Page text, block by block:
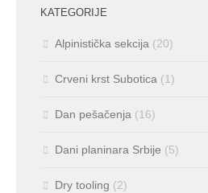
KATEGORIJE
Alpinistička sekcija (20)
Crveni krst Subotica (1)
Dan pešačenja (16)
Dani planinara Srbije (5)
Dry tooling (2)